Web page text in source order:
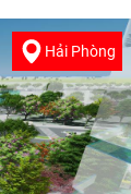
Hải Phòng